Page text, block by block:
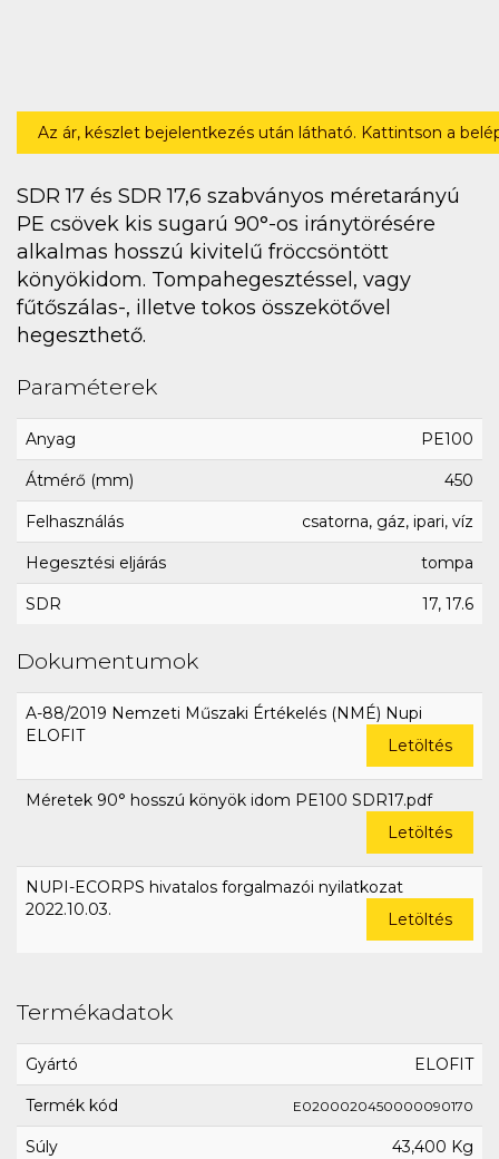
Az ár, készlet bejelentkezés után látható. Kattintson a
SDR 17 és SDR 17,6 szabványos méretarányú
PE csövek kis sugarú 90°-os iránytörésére
alkalmas hosszú kivitelű fröccsöntött
könyökidom. Tompahegesztéssel, vagy
fűtőszálas-, illetve tokos összekötővel
hegeszthető.
Paraméterek
Anyag PE100
Átmérő (mm) 450
Felhasználás csatorna, gáz, ipari, víz
Hegesztési eljárás tompa
SDR 17, 17.6
Dokumentumok
A-88/2019 Nemzeti Műszaki Értékelés (NMÉ) Nupi
ELOFIT
Letöltés
Méretek 90° hosszú könyök idom PE100 SDR17.pdf
Letöltés
NUPI-ECORPS hivatalos forgalmazói nyilatkozat
2022.10.03.
Letöltés
Termékadatok
Gyártó ELOFIT
Termék kód E0200020450000090170
Súly 43,400 Kg